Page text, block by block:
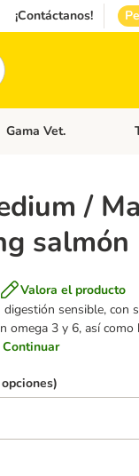
¡Contáctanos!
Gatos
Menú de categoria
Gama Vet.
/
salmón
Valora el producto
digestión sensible,
omega 3 y 6, así
Continuar